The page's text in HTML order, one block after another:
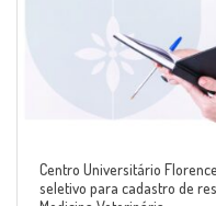
Centro Universitário
seletivo para cadastro de